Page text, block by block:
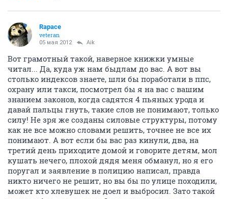
Rapace
veteran
05 мая 2012 Aik
Вот грамотный такой, наверное книжки умные
читал... Да, куда уж нам быдлам до вас. А вот вы
столько индексов знаете, шли бы поработали в ппс,
охрану или такси, посмотрел бы я на вас с вашим
знанием законов, когда садятся 4 пьяных урода и
давай пальцы гнуть, такие слов не понимают, только
силу! Не зря же созданы силовые структуры, потому
как не все можно словами решить, точнее не все их
понимают. А вот если бы вас раз кинули, два, на
третий день приходите домой и говорите детям, мол
кушать нечего, плохой дядя меня обманул, но я его
поругал и заявление в полицию написал, правда
никто ничего не решит, но вы бы по улице походили,
может кто хлевушек не доел и выбросил. Зато такой